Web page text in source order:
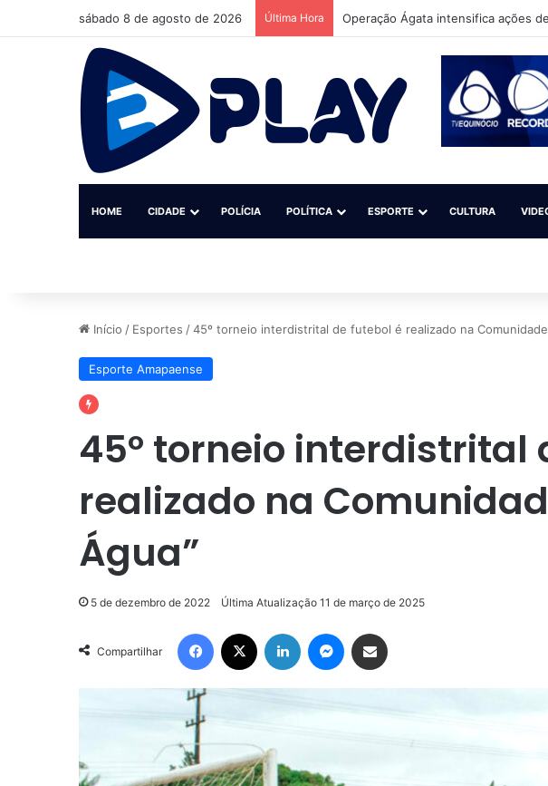
sábado 8 de agosto de 2026 Última Hora Operação Ágata intensifica ações
HOME CIDADE POLÍCIA POLÍTICA ESPORTE CULTURA
Início / Esportes /45º torneio interdistrital de futebol é realizado na Comunidade
Esporte Amapaense
45º torneio interdistrital
realizado na
Água”
5 de dezembro de 2022 Última Atualização 11 de março de 2025
Compartilhar
Facebook Linkedin Messenger